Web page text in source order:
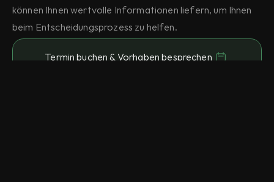
können Ihnen wertvolle Informationen liefern, um Ihnen
beim Entscheidungsprozess zu helfen.
Termin buchen & Vorhaben besprechen